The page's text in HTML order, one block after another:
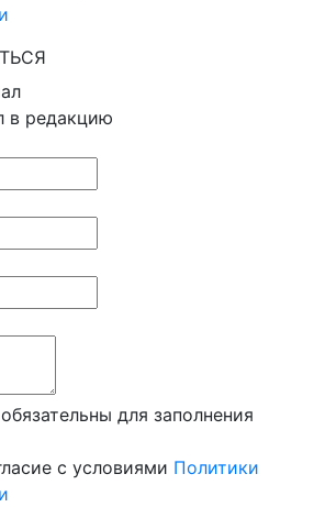
в редакцию
для заполнения
с условиями Политики